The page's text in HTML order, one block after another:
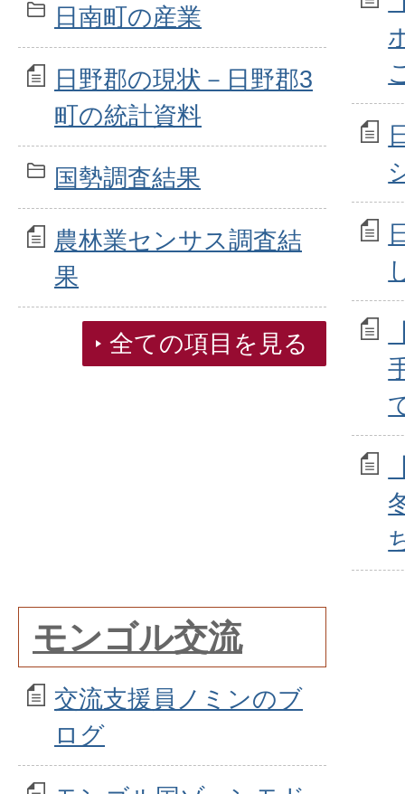
日南町の産業
日野郡の現状－日野郡3
町の統計資料
国勢調査結果
農林業センサス調査結
果
全ての項目を見る
モンゴル交流
交流支援員ノミンのブ
ログ